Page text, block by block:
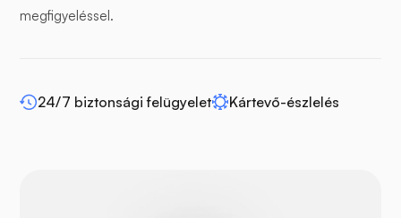
megfigyeléssel.
24/7 biztonsági felügyelet Kártevő-észlelés